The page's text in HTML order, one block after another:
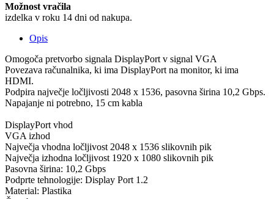
Možnost vračila
izdelka v roku 14 dni od nakupa.
Opis
Omogoča pretvorbo signala DisplayPort v signal VGA
Povezava računalnika, ki ima DisplayPort na monitor, ki ima
HDMI.
Podpira največje ločljivosti 2048 x 1536, pasovna širina 10,2 Gbps.
Napajanje ni potrebno, 15 cm kabla
DisplayPort vhod
VGA izhod
Največja vhodna ločljivost 2048 x 1536 slikovnih pik
Največja izhodna ločljivost 1920 x 1080 slikovnih pik
Pasovna širina: 10,2 Gbps
Podprte tehnologije: Display Port 1.2
Material: Plastika